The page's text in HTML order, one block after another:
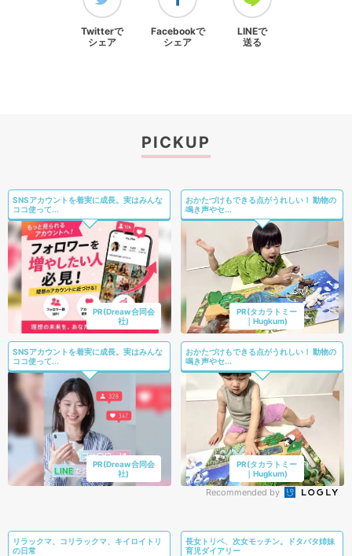
Twitterで
シェア
Facebookで
シェア
LINEで
送る
PICKUP
SNSアカウントを着実に成長。実はみんな
ココ使って...
PR(Dreaw合同会
社)
おかたづけもできる点がうれしい！ 動物の
鳴き声やセ...
PR(タカラトミー
｜Hugkum)
SNSアカウントを着実に成長。実はみんな
ココ使って...
PR(Dreaw合同会
社)
おかたづけもできる点がうれしい！ 動物の
鳴き声やセ...
PR(タカラトミー
｜Hugkum)
Recommended by
リラックマ、コリラックマ、キイロイトリ
の日常
長女トリペ、次女モッチン。ドタバタ姉妹
育児ダイアリー